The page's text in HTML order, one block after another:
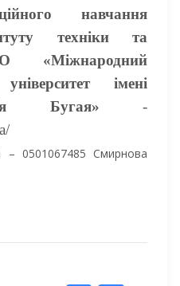
навчання
техніки та
«Міжнародний
імені
Бугая» -
/
– 0501067485 Смирнова